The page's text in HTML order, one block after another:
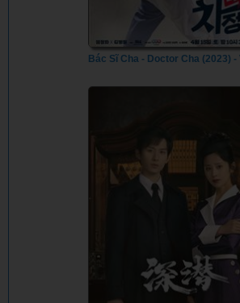
Bác Sĩ Cha - Doctor Cha (2023) -